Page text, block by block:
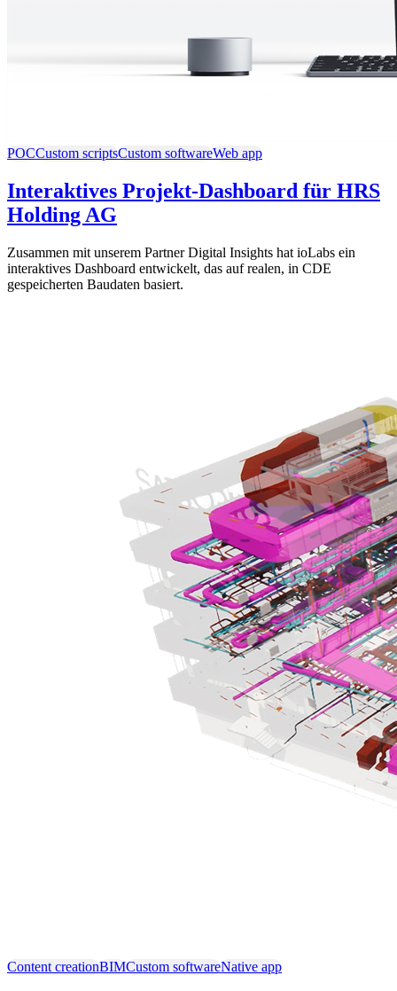
POCCustom scriptsCustom softwareWeb app
Interaktives Projekt-Dashboard für HRS
Holding AG
Zusammen mit unserem Partner Digital Insights hat ioLabs ein
interaktives Dashboard entwickelt, das auf realen, in CDE
gespeicherten Baudaten basiert.
Content creationBIMCustom softwareNative app